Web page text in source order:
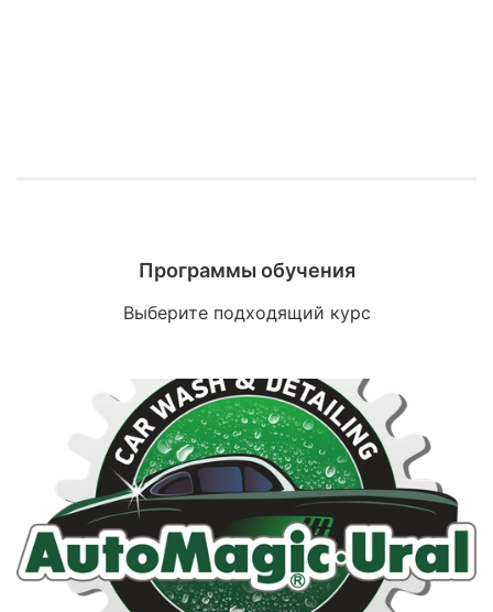
Программы обучения
Выберите подходящий курс